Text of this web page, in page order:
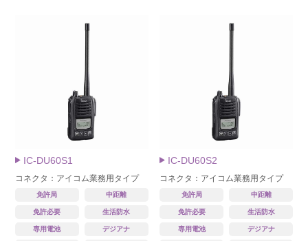
IC-DU60S1
コネクタ：アイコム業務用タイプ
免許局 中距離
免許必要 生活防水
専用電池 デジアナ
IC-DU60S2
コネクタ：アイコム業務用タイプ
免許局 中距離
免許必要 生活防水
専用電池 デジアナ